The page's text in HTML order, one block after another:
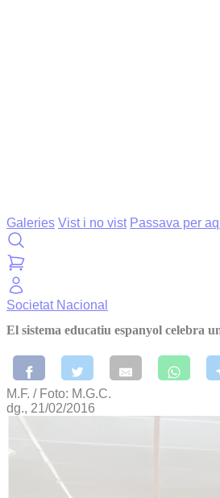
Galeries Vist i no vist Passava per
Societat Nacional
El sistema educatiu espanyol celebra
M.F. / Foto: M.G.C.
dg., 21/02/2016